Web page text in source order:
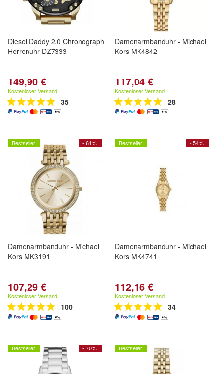
Diesel Daddy 2.0 Chronograph
Herrenuhr DZ7333
149,90 €
Kostenloser Versand
35
Damenarmbanduhr - Michael
Kors MK4842
117,04 €
Kostenloser Versand
28
- 61%
Bestseller
Damenarmbanduhr - Michael
Kors MK3191
107,29 €
Kostenloser Versand
100
- 54%
Bestseller
Damenarmbanduhr - Michael
Kors MK4741
112,16 €
Kostenloser Versand
34
- 70%
Bestseller Bestseller